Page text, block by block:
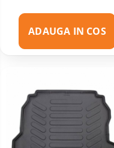
ADAUGA IN COS